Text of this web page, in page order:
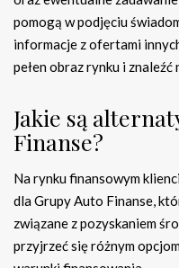
pomogą w podjęciu
informacje z ofertami
pełen obraz rynku i
Jakie są
Finanse?
Na rynku finansowym
dla Grupy Auto Finanse,
związane z pozyskaniem
przyjrzeć się różnym